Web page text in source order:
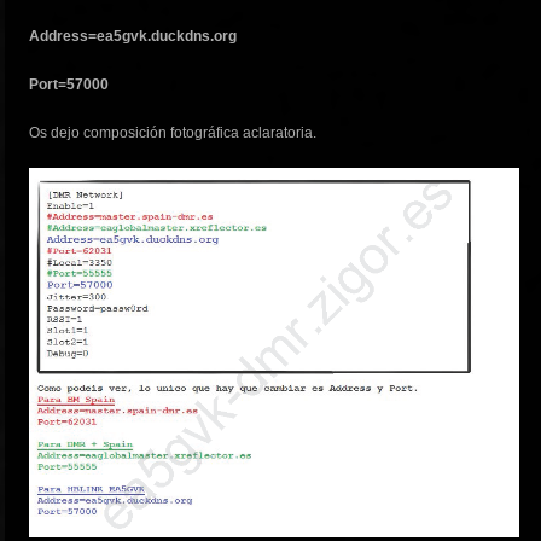
Address=ea5gvk.duckdns.org
Port=57000
Os dejo composición fotográfica aclaratoria.